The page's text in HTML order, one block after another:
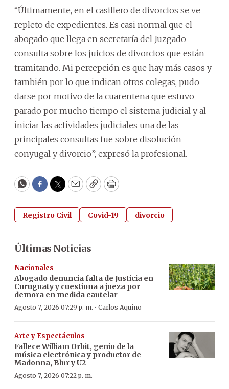
“Últimamente, en el casillero de divorcios se ve
repleto de expedientes. Es casi normal que el
abogado que llega en secretaría del Juzgado
consulta sobre los juicios de divorcios que están
tramitando. Mi percepción es que hay más casos y
también por lo que indican otros colegas, pudo
darse por motivo de la cuarentena que estuvo
parado por mucho tiempo el sistema judicial y al
iniciar las actividades judiciales una de las
principales consultas fue sobre disolución
conyugal y divorcio”, expresó la profesional.
WhatsApp
Facebook
Twitter
EmailCopyPrint
Registro Civil Covid-19 divorcio
Últimas Noticias
Nacionales
Abogado denuncia falta de Justicia en
Curuguaty y cuestiona a jueza por
demora en medida cautelar
Agosto 7, 2026 07:29 p. m. · Carlos Aquino
Arte y Espectáculos
Fallece William Orbit, genio de la
música electrónica y productor de
Madonna, Blur y U2
Agosto 7, 2026 07:22 p. m.